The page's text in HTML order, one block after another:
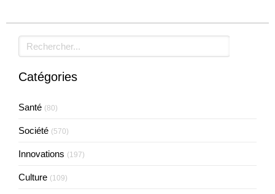
Rechercher
Catégories
Santé (80)
Société (570)
Innovations (197)
Culture (109)